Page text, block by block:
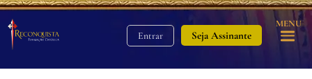
Entrar Seja Assinante
MENU